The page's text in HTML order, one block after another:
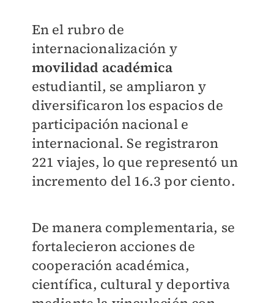
En el rubro de
internacionalización y
movilidad académica
estudiantil, se ampliaron y
diversificaron los espacios de
participación nacional e
internacional. Se registraron
221 viajes, lo que representó un
incremento del 16.3 por ciento.
De manera complementaria, se
fortalecieron acciones de
cooperación académica,
científica, cultural y deportiva